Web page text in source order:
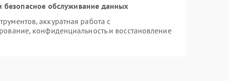
обслуживание данных
аккуратная работа с
конфиденциальность и восстановление